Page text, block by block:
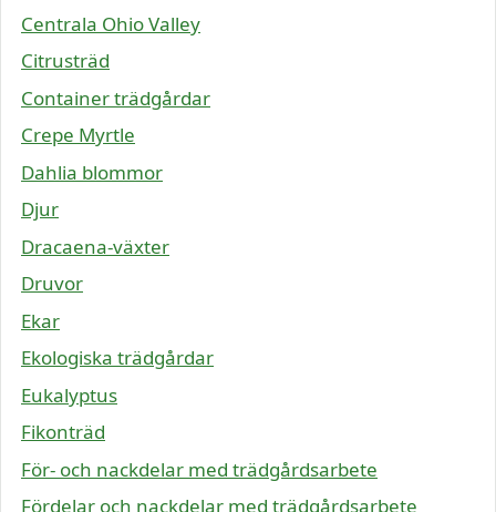
Centrala Ohio Valley
Citrusträd
Container trädgårdar
Crepe Myrtle
Dahlia blommor
Djur
Dracaena-växter
Druvor
Ekar
Ekologiska trädgårdar
Eukalyptus
Fikonträd
För- och nackdelar med trädgårdsarbete
Fördelar och nackdelar med trädgårdsarbete